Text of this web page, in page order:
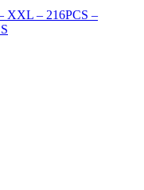
XXL – 216PCS –